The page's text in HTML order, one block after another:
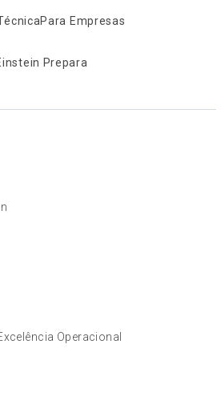
Para Empresas
Prepara
Operacional